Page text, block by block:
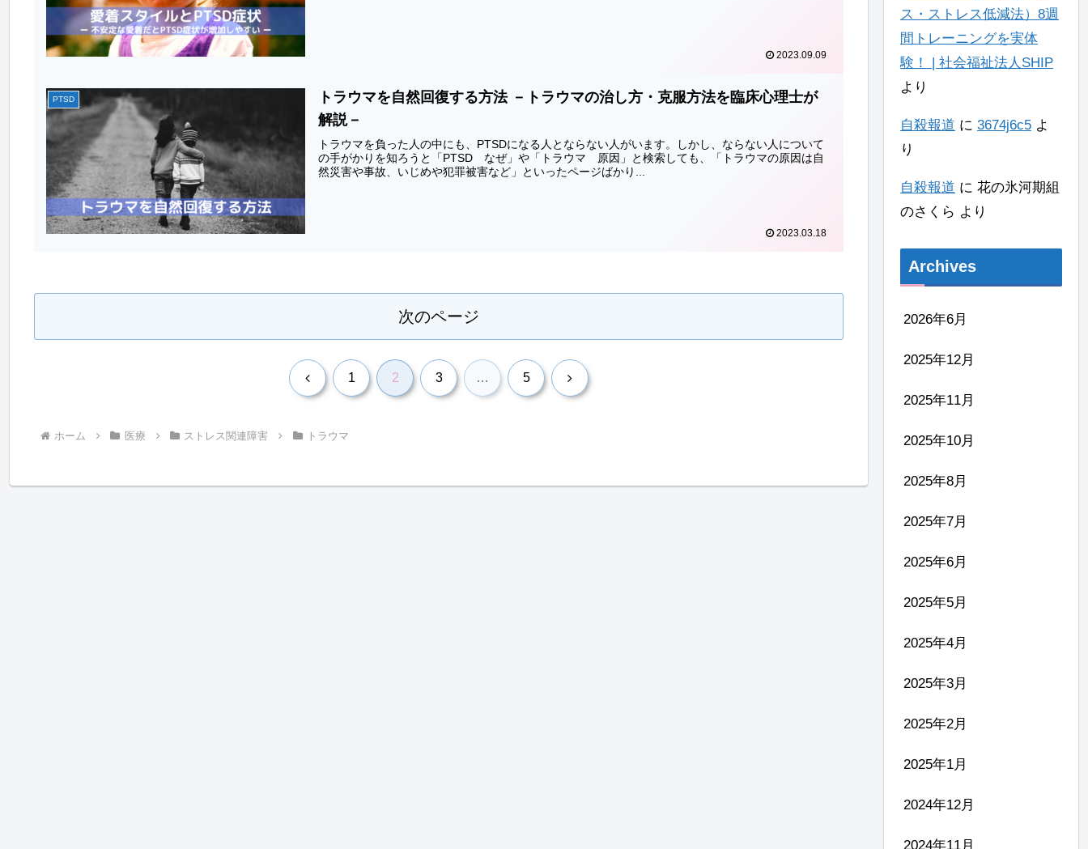
2023.09.09
PTSD
トラウマを自然回復する方法 －トラウマの治し方・克服方法を臨床心理士が
解説－
トラウマを負った人の中にも、PTSDになる人とならない人がいます。しかし、ならない人について
の手がかりを知ろうと「PTSD なぜ」や「トラウマ 原因」と検索しても、「トラウマの原因は自
然災害や事故、いじめや犯罪被害など」といったページばかり...
2023.03.18
次のページ
前 1 2 3 … 5 次
ホーム 医療 ストレス関連障害 トラウマ
ス・ストレス低減法）8週
間トレーニングを実体
験！ | 社会福祉法人SHIP
より
自殺報道 に 3674j6c5 よ
り
自殺報道 に 花の氷河期組
のさくら より
Archives
2026年6月
2025年12月
2025年11月
2025年10月
2025年8月
2025年7月
2025年6月
2025年5月
2025年4月
2025年3月
2025年2月
2025年1月
2024年12月
2024年11月